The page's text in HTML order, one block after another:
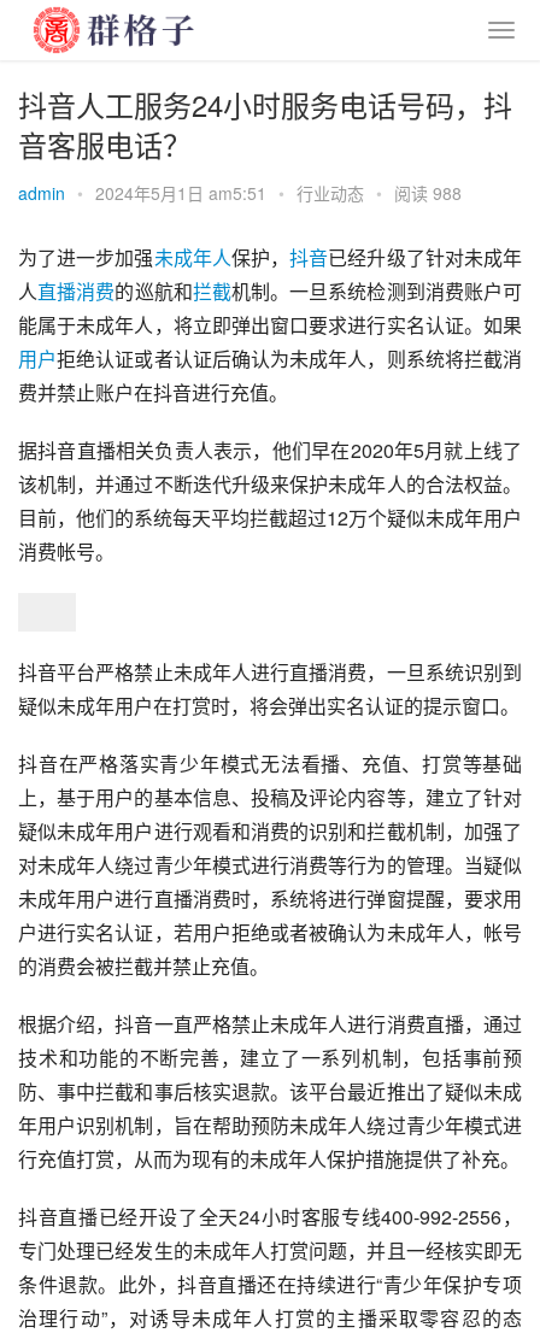
抖音人工服务24小时服务电话号码，抖
音客服电话？
admin • 2024年5月1日 am5:51 • 行业动态 • 阅读 988
为了进一步加强未成年人保护，抖音已经升级了针对未成年
人直播消费的巡航和拦截机制。一旦系统检测到消费账户可
能属于未成年人，将立即弹出窗口要求进行实名认证。如果
用户拒绝认证或者认证后确认为未成年人，则系统将拦截消
费并禁止账户在抖音进行充值。
据抖音直播相关负责人表示，他们早在2020年5月就上线了
该机制，并通过不断迭代升级来保护未成年人的合法权益。
目前，他们的系统每天平均拦截超过12万个疑似未成年用户
消费帐号。
抖音平台严格禁止未成年人进行直播消费，一旦系统识别到
疑似未成年用户在打赏时，将会弹出实名认证的提示窗口。
抖音在严格落实青少年模式无法看播、充值、打赏等基础
上，基于用户的基本信息、投稿及评论内容等，建立了针对
疑似未成年用户进行观看和消费的识别和拦截机制，加强了
对未成年人绕过青少年模式进行消费等行为的管理。当疑似
未成年用户进行直播消费时，系统将进行弹窗提醒，要求用
户进行实名认证，若用户拒绝或者被确认为未成年人，帐号
的消费会被拦截并禁止充值。
根据介绍，抖音一直严格禁止未成年人进行消费直播，通过
技术和功能的不断完善，建立了一系列机制，包括事前预
防、事中拦截和事后核实退款。该平台最近推出了疑似未成
年用户识别机制，旨在帮助预防未成年人绕过青少年模式进
行充值打赏，从而为现有的未成年人保护措施提供了补充。
抖音直播已经开设了全天24小时客服专线400-992-2556，
专门处理已经发生的未成年人打赏问题，并且一经核实即无
条件退款。此外，抖音直播还在持续进行“青少年保护专项
治理行动”，对诱导未成年人打赏的主播采取零容忍的态